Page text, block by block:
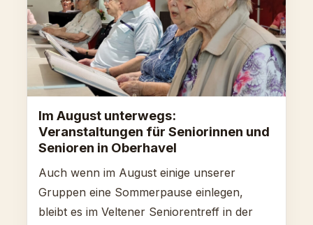
Im August unterwegs:
Veranstaltungen für Seniorinnen und
Senioren in Oberhavel
Auch wenn im August einige unserer
Gruppen eine Sommerpause einlegen,
bleibt es im Veltener Seniorentreff in der